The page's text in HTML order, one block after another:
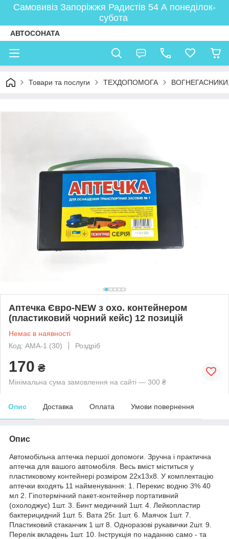
Самовивіз Запоріжжя Радистів 54 А понеділок-
субота
АВТОСОНАТА
Товари та послуги ТЕХДОПОМОГА
Аптечка Євро-NEW з охо. контейнером
(пластиковий чорний кейс) 12 позицій
Немає в наявності
Код: АМА-1 (30)
Роздріб
170 ₴
Мінімальна сума замовлення на сайті — 300 ₴
Опис Доставка Оплата Умови повернення
Опис
Автомобільна аптечка першої допомоги. Зручна і практична
аптечка для вашого автомобіля. Весь вміст міститься у
пластиковому контейнері розміром 22х13х8. У комплектацію
аптечки входять 11 найменування: 1. Перекис водню 3% 40
мл 2. Гіпотермічний пакет-контейнер портативний
(охолоджує) 1шт. 3. Бинт медичний 1шт. 4. Лейкопластир
бактерицидний 1шт. 5. Вата 25г. 1шт. 6. Маячок 1шт. 7.
Пластиковий стаканчик 1 шт 8. Одноразові рукавички 2шт. 9.
Перелік вкладень 1шт. 10. Інструкція по наданню само - та